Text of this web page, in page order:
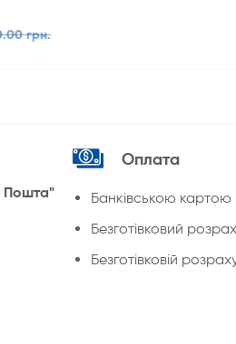
грн.
Пошта"
Оплата
Банківською картою
Безготівковий
Безготівковій